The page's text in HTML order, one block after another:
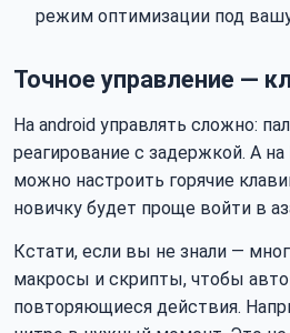
режим оптимизации под
Точное управление —
На android управлять сложно:
реагирование с задержкой. А
можно настроить горячие
новичку будет проще войти в
Кстати, если вы не знали —
макросы и скрипты, чтобы
повторяющиеся действия.